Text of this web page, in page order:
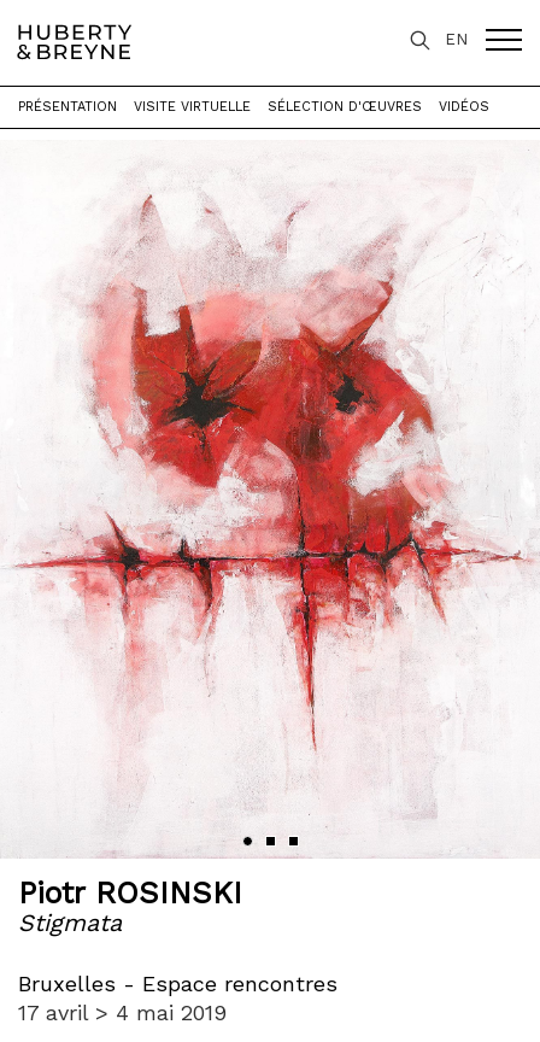
EN
Accueil > Expositions > Stigmata
Piotr ROSINSKI
Stigmata
Bruxelles - Espace rencontres
17 avril > 4 mai 2019
PRÉSENTATION VISITE VIRTUELLE SÉLECTION D'ŒUVRES VIDÉOS